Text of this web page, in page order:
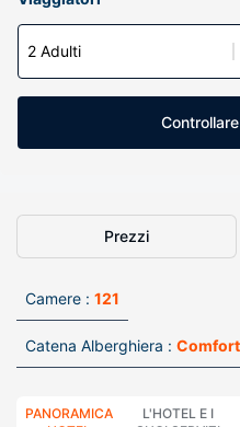
2 Adulti
Prezzi
Camere : 121
Catena Alberghiera : Comfort
PANORAMICA
L'HOTEL E I